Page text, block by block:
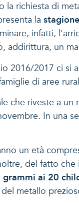
richiesta di
la
infatti,
addirittura, un
2016/2017 ci si
di aree
che riveste a
In una
un età
del fatto
grammi ai 20
metallo